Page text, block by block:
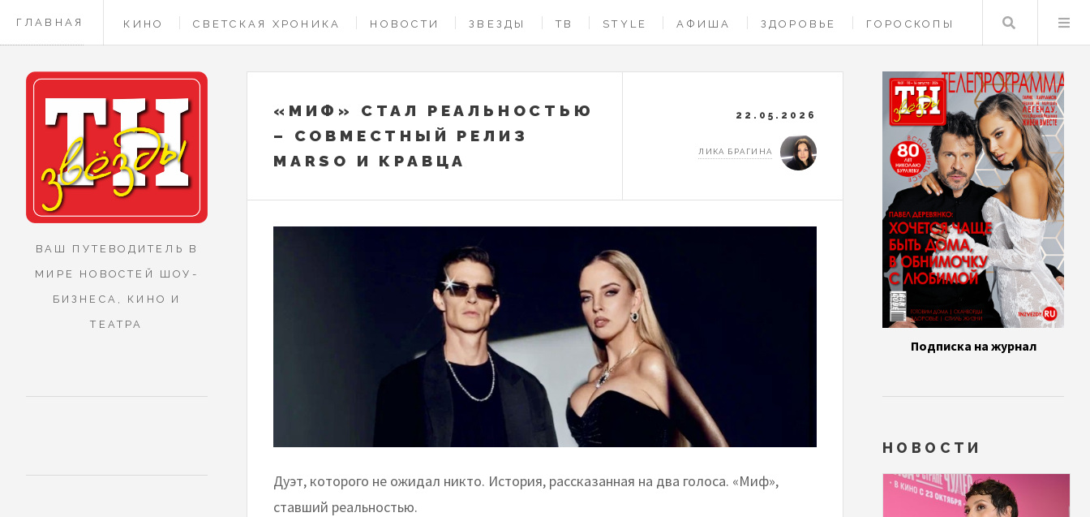
ГЛАВНАЯ КИНО СВЕТСКАЯ ХРОНИКА НОВОСТИ ЗВЕЗДЫ ТВ STYLE АФИША ЗДОРОВЬЕ ГОРОСКОПЫ
КОНТАКТЫ
Поиск
«МИФ» СТАЛ РЕАЛЬНОСТЬЮ
– СОВМЕСТНЫЙ РЕЛИЗ
MARSO И КРАВЦА
22.05.2026
ЛИКА БРАГИНА
Дуэт, которого не ожидал никто. История, рассказанная на два голоса. «Миф»,
ставший реальностью.
ВАШ ПУТЕВОДИТЕЛЬ В
МИРЕ НОВОСТЕЙ ШОУ-
БИЗНЕСА, КИНО И
ТЕАТРА
Подписка на журнал
НОВОСТИ